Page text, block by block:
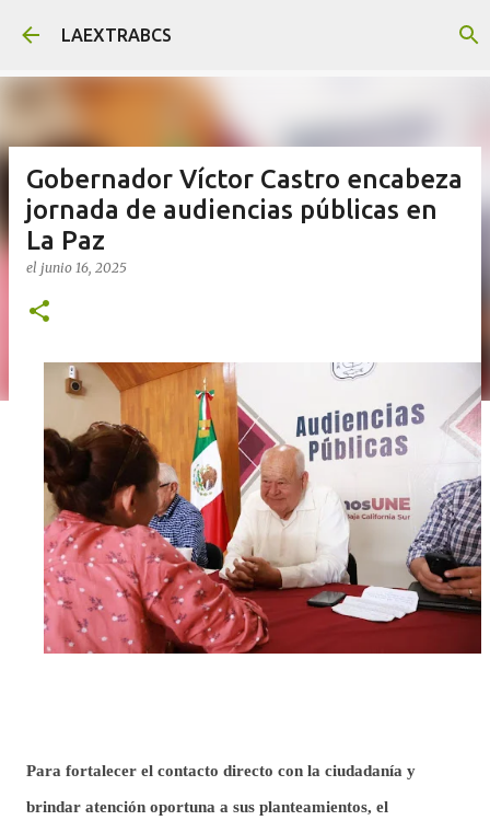
Ir al contenido principal
LAEXTRABCS
Gobernador Víctor Castro encabeza
jornada de audiencias públicas en
La Paz
el junio 16, 2025
Para fortalecer el contacto directo con la ciudadanía y
brindar atención oportuna a sus planteamientos, el